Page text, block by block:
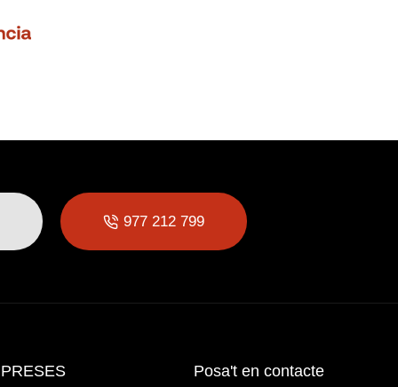
977 212 799
Posa't en contacte